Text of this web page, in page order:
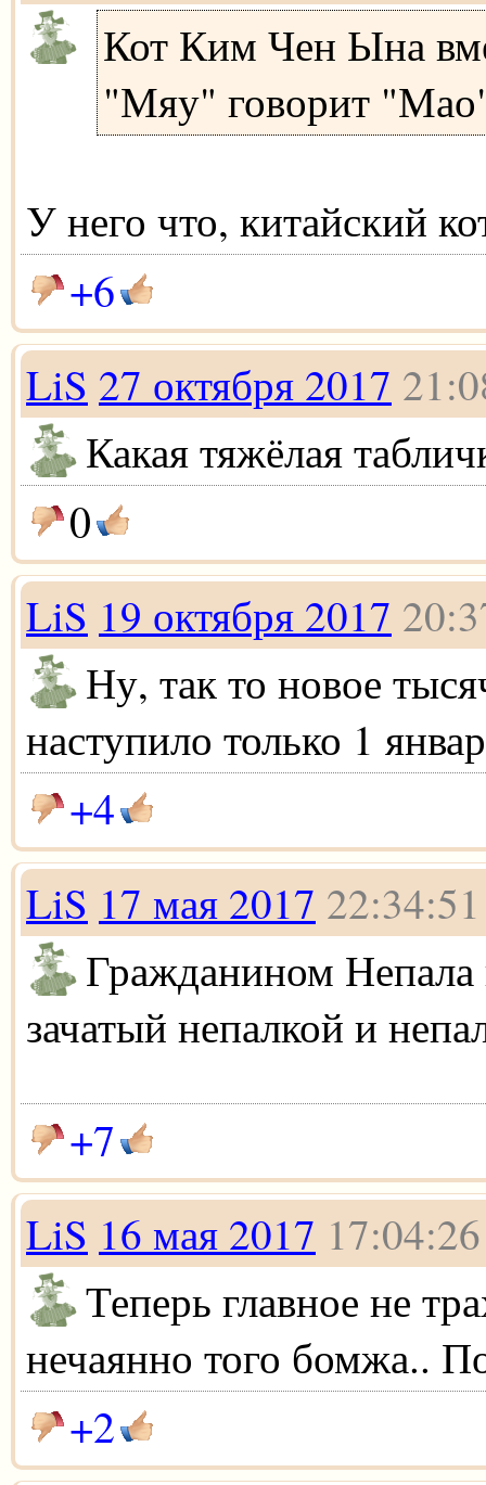
Кот Ким Чен Ына
"Мяу" говорит
У него что, китайский
+6
LiS 27 октября 2017
Какая тяжёлая
0
LiS 19 октября 2017
Ну, так то новое
наступило только 1
+4
LiS 17 мая 2017 22:34:51
Гражданином Непала
зачатый непалкой и
+7
LiS 16 мая 2017 17:04:26
Теперь главное не
нечаянно того бомжа..
+2